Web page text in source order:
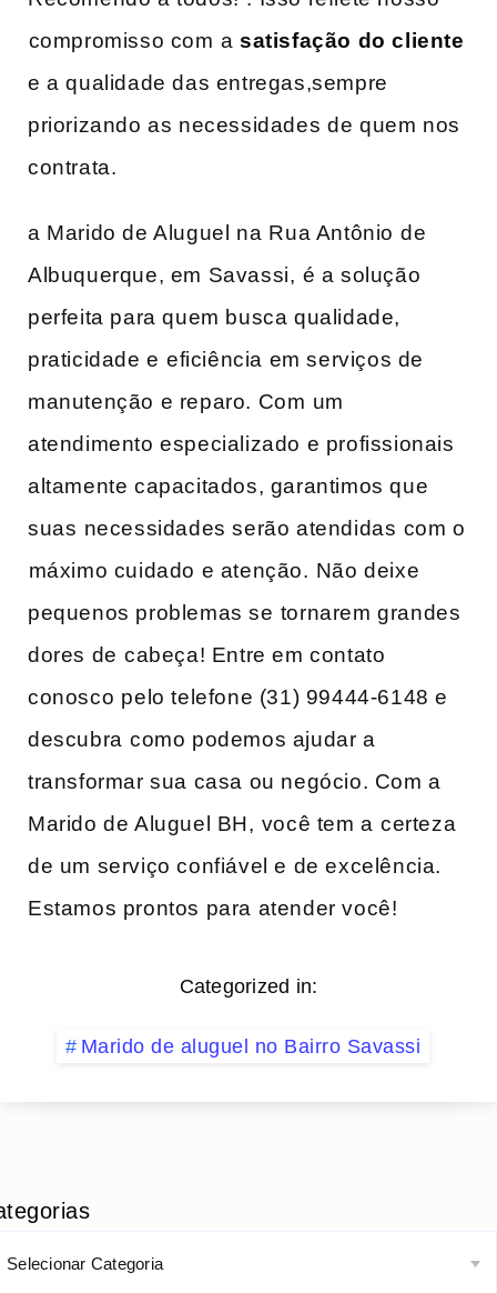
⁢compromisso com ⁢asatisfação do cliente
e a qualidade ‌das entregas,sempre
priorizando as ‌necessidades⁢ de quem nos
contrata.
a Marido de Aluguel na ⁢Rua Antônio ⁢de
Albuquerque, em ‌Savassi,⁤ é ‍a solução
perfeita para quem busca qualidade,
praticidade ‌e⁤ eficiência em serviços de
manutenção e reparo. Com⁤ um
atendimento‍ especializado e profissionais
altamente capacitados, garantimos que‍
suas⁢ necessidades serão atendidas⁢ com o
⁢máximo cuidado e atenção.⁢ Não deixe
pequenos problemas se ⁢tornarem grandes
dores de⁤ cabeça! Entre em contato
conosco ⁤pelo‍ telefone (31) 99444-6148​ e‍
descubra⁣ como podemos ajudar a
transformar sua casa ou negócio. Com a
Marido de Aluguel BH,⁣ você tem a⁢ certeza
de um serviço confiável ‍e de excelência.
Estamos prontos para atender você!
Categorized in:
Marido de aluguel no Bairro Savassi